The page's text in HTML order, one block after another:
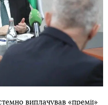
виплачував «премії»